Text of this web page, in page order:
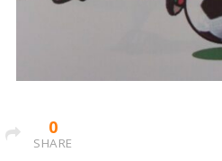
0
SHARE